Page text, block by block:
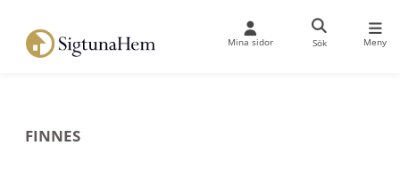
Mina sidor Sök Meny
FINNES